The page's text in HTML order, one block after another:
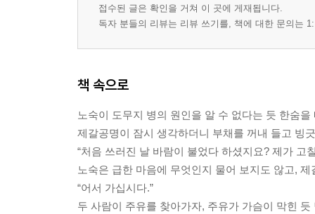
접수된 글은 확인을 거쳐 이 곳에 게재됩니다.
독자 분들의 리뷰는 리뷰 쓰기를, 책에 대한 문의는
책 속으로
노숙이 도무지 병의 원인을 알 수 없다는 듯 한숨을
제갈공명이 잠시 생각하더니 부채를 꺼내 들고 빙
“처음 쓰러진 날 바람이 불었다 하셨지요? 제가
노숙은 급한 마음에 무엇인지 물어 보지도 않고,
“어서 가십시다.”
두 사람이 주유를 찾아가자, 주유가 가슴이 막힌